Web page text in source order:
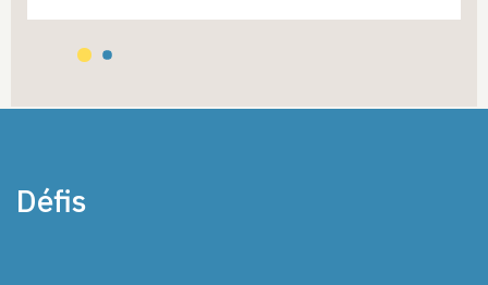
Défis